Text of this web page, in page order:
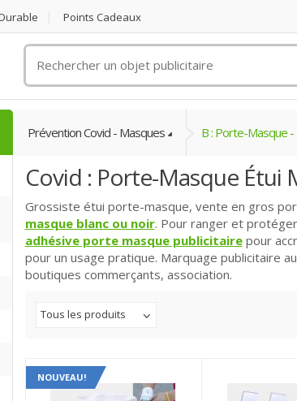
Points Cadeaux
un
objet
publicitaire
Prévention Covid - Masques B : Porte-Masque -
Covid : Porte-Masque Étui
Grossiste étui porte-masque, vente en gros
masque blanc ou noir. Pour ranger et
adhésive porte masque publicitairepour
pour un usage pratique. Marquage publicitaire
boutiques commerçants, association.
Tous les produits
NOUVEAU!